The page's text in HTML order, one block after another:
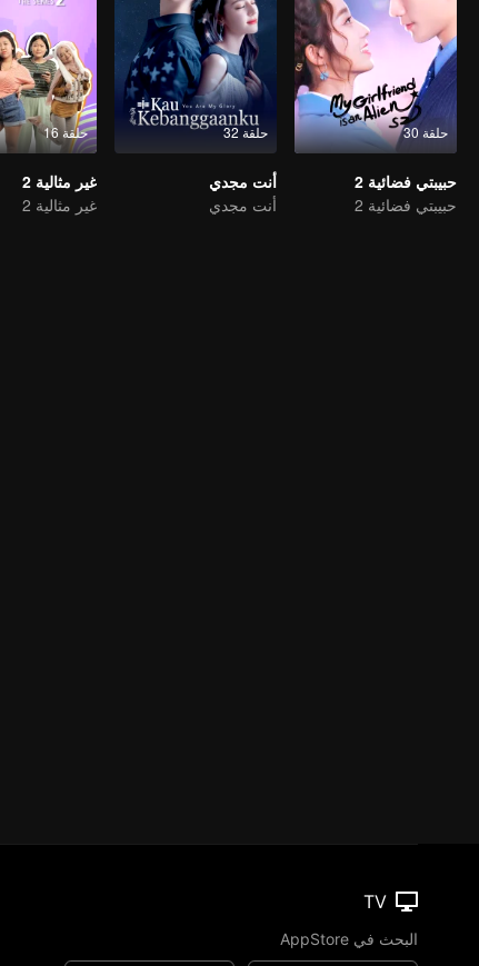
حلقة 30
حبيبتي فضائية 2
حبيبتي فضائية 2
حلقة 32
أنت مجدي
أنت مجدي
حلقة 16
غير مثالية 2
غير مثالية 2
TV
البحث في AppStore